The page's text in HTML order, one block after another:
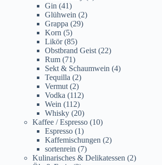
Gin (41)
Glühwein (2)
Grappa (29)
Korn (5)
Likör (85)
Obstbrand Geist (22)
Rum (71)
Sekt & Schaumwein (4)
Tequilla (2)
Vermut (2)
Vodka (112)
Wein (112)
Whisky (20)
Kaffee / Espresso (10)
Espresso (1)
Kaffemischungen (2)
sortenrein (7)
Kulinarisches & Delikatessen (2)